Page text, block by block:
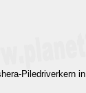
Piledriverkern in